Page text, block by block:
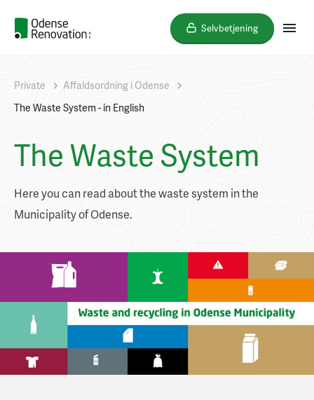
Selvbetjening
Private
Affaldsordning i Odense
The Waste System - in English
The Waste System
Here you can read about the waste system in the
Municipality of Odense.